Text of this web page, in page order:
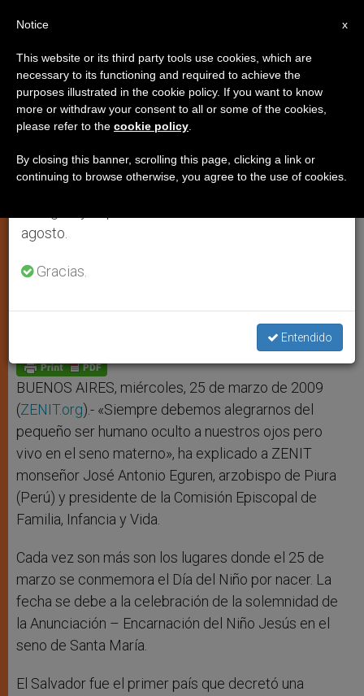
América Latina conmemora el
día del niño por nacer
homenaje a los no nacidos
MARZO 25, 2009 00:00
a
p
p
s
g
e
r
c
o
k
i
r
a
BUENOS AIRES, miércoles, 25 de marzo de 2009
(ZENIT.org).- «Siempre debemos alegrarnos del
pequeño ser humano oculto a nuestros ojos pero
vivo en el seno materno», ha explicado a ZENIT
monseñor José Antonio Eguren, arzobispo de Piura
(Perú) y presidente de la Comisión Episcopal de
Familia, Infancia y Vida.
Cada vez son más son los lugares donde el 25 de
marzo se conmemora el Día del Niño por nacer. La
fecha se debe a la celebración de la solemnidad de
la Anunciación – Encarnación del Niño Jesús en el
seno de Santa María.
El Salvador fue el primer país que decretó una
×
Aviso importante
Del 27 de julio al 7 de agosto haremos la pausa
anual, aprovechando que en el periodo de verano
se generan menos informaciones y también el
agosto.
Gracias.
Entendido
x
Notice
This website or its third party tools use cookies, which are
necessary to its functioning and required to achieve the
purposes illustrated in the cookie policy. If you want to know
more or withdraw your consent to all or some of the cookies,
please refer to the cookie policy
By closing this banner, scrolling this page, clicking a link or
continuing to browse otherwise, you agree to the use of cookies.